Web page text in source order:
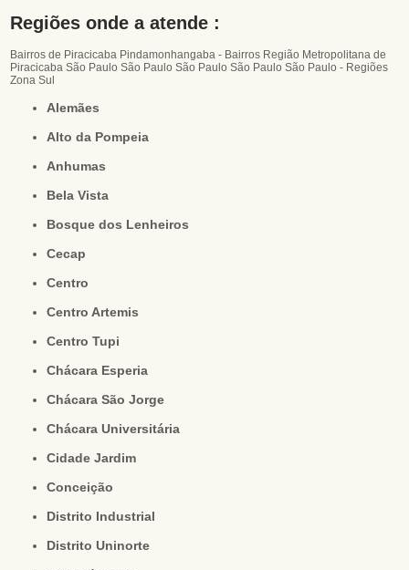
Regiões onde a atende :
Bairros de Piracicaba Pindamonhangaba - Bairros Região Metropolitana de
Piracicaba São Paulo São Paulo São Paulo São PauloSão Paulo - Regiões
Zona Sul
Alemães
Alto da Pompeia
Anhumas
Bela Vista
Bosque dos Lenheiros
Cecap
Centro
Centro Artemis
Centro Tupi
Chácara Esperia
Chácara São Jorge
Chácara Universitária
Cidade Jardim
Conceição
Distrito Industrial
Distrito Uninorte